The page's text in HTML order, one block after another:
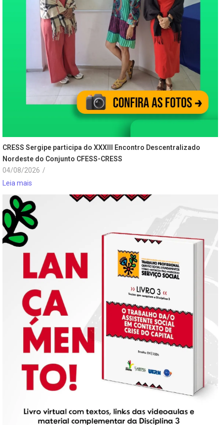
CRESS Sergipe participa do XXXIII Encontro Descentralizado
Nordeste do Conjunto CFESS-CRESS
04/08/2026 /
Leia mais